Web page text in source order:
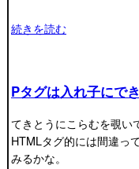
続きを読む
Pタグは入れ子にで
てきとうにこらむを覗い
HTMLタグ的には間違っ
みるかな。